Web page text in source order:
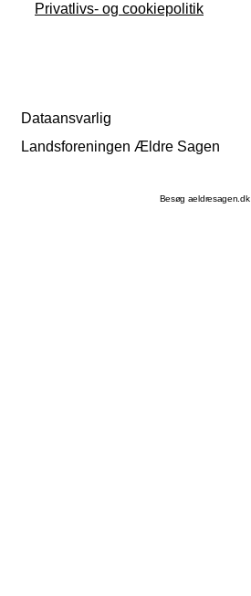
Privatlivs- og cookiepolitik
Dataansvarlig
Landsforeningen Ældre Sagen
Besøg aeldresagen.dk